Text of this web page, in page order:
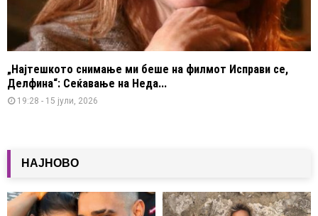
„Најтешкото снимање ми беше на филмот Исправи се,
Делфина“: Сеќавање на Неда...
19:28 - 15 јули, 2026
НАЈНОВО